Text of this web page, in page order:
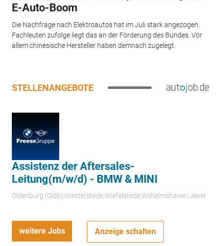
E-Auto-Boom
Die Nachfrage nach Elektroautos hat im Juli stark angezogen.
Fachleuten zufolge liegt das an der Förderung des Bundes. Vor
allem chinesische Hersteller haben demnach zugelegt.
STELLENANGEBOTE
Assistenz der Aftersales-
Leitung(m/w/d) - BMW & MINI
Oldenburg (Oldb);Westerstede;Wiefelstede;Wilhelmshaven;Jever
weitere Jobs Anzeige schalten